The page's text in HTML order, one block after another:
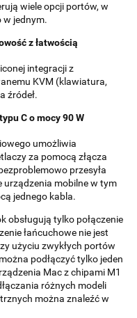
wiele opcji portów, w
w jednym.
z łatwością
integracji z
KVM (klawiatura,
źródeł.
C o mocy 90 W
umożliwia
za pomocą złącza
przesyła
urządzenia mobilne w tym
jednego kabla.
obsługują tylko połączenie
łańcuchowe nie jest
użyciu zwykłych portów
podłączyć tylko jeden
Mac z chipami M1
różnych modeli
można znaleźć w